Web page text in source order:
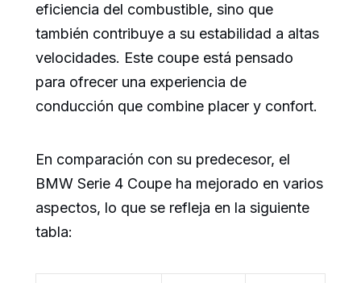
eficiencia del combustible, sino que
también contribuye a su estabilidad a altas
velocidades. Este coupe está pensado
para ofrecer una experiencia de
conducción que combine placer y confort.
En comparación con su predecesor, el
BMW Serie 4 Coupe ha mejorado en varios
aspectos, lo que se refleja en la siguiente
tabla: